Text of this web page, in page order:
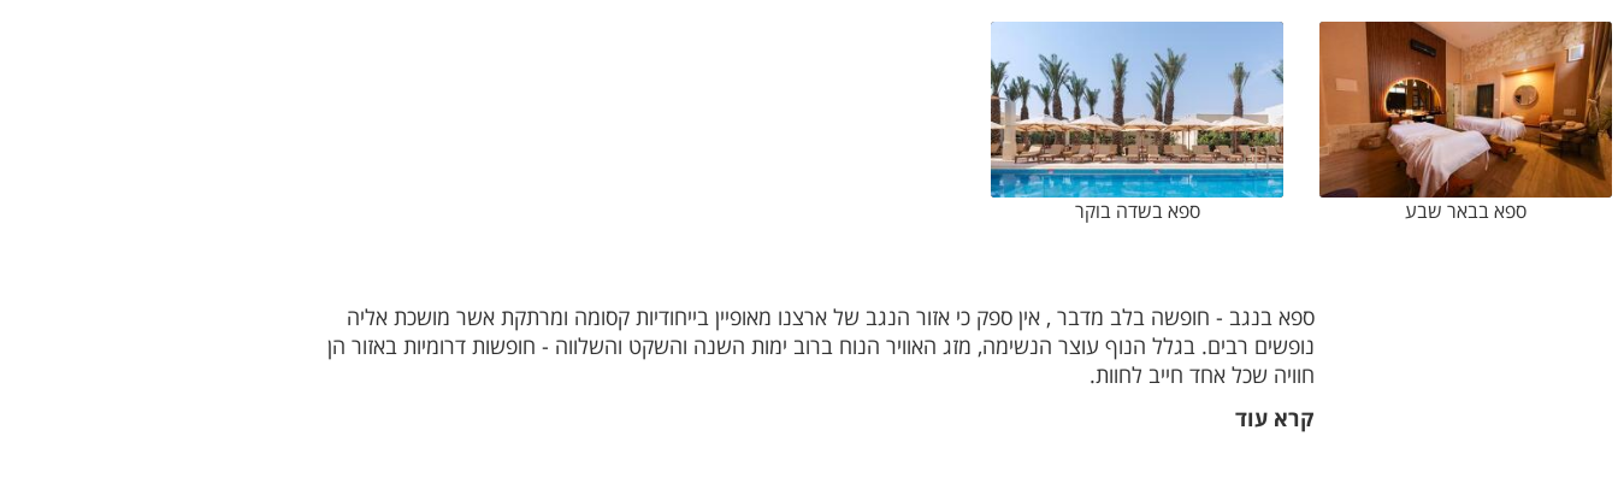
ספא בבאר שבע ספא בשדה בוקר
קרא עוד
ספא בנגב - חופשה בלב מדבר , אין ספק כי אזור הנגב של ארצנו מאופיין בייחודיות קסומה ומרתקת אשר מושכת אליה
נופשים רבים. בגלל הנוף עוצר הנשימה, מזג האוויר הנוח ברוב ימות השנה והשקט והשלווה - חופשות דרומיות באזור הן
חוויה שכל אחד חייב לחוות.